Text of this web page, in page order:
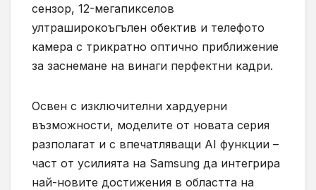
сензор, 12-мегапикселов
ултраширокоъгълен обектив и телефото
камера с трикратно оптично приближение
за заснемане на винаги перфектни кадри.
Освен с изключителни хардуерни
възможности, моделите от новата серия
разполагат и с впечатляващи AI функции –
част от усилията на Samsung да интегрира
най-новите достижения в областта на